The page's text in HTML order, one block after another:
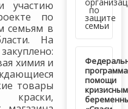
участию
по
семьям в
На
химия и
товары
краски,
программа
помощи
кризисным